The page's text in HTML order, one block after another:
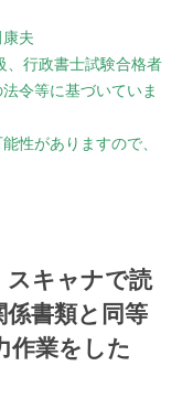
夫
行政書士試験合格者
令等に基づいていま
性がありますので、
スキャナで読
書類と同等
作業をした